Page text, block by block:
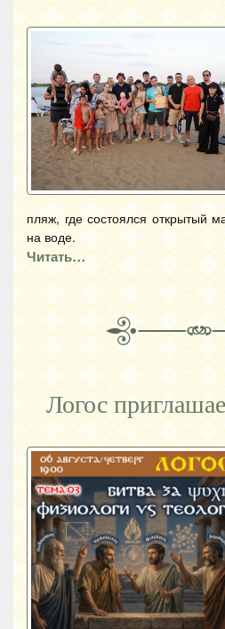
пляж, где состоялся открытый
на воде.
Читать…
Логос